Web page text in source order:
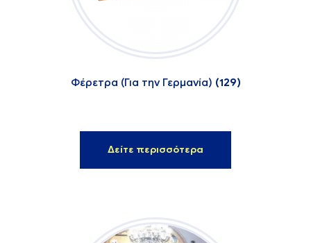
Φέρετρα (Για την Γερμανία) (129)
Δείτε περισσότερα